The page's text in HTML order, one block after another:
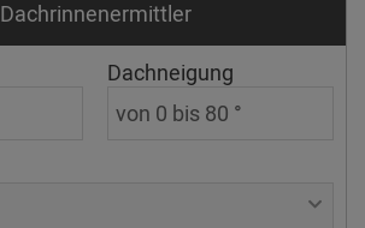
Dachrinnen­ermittler
Dachneigung